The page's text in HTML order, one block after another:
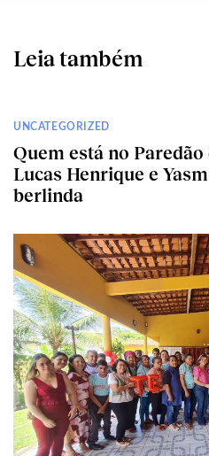
Leia também
UNCATEGORIZED
Quem está no
Lucas Henrique e
berlinda